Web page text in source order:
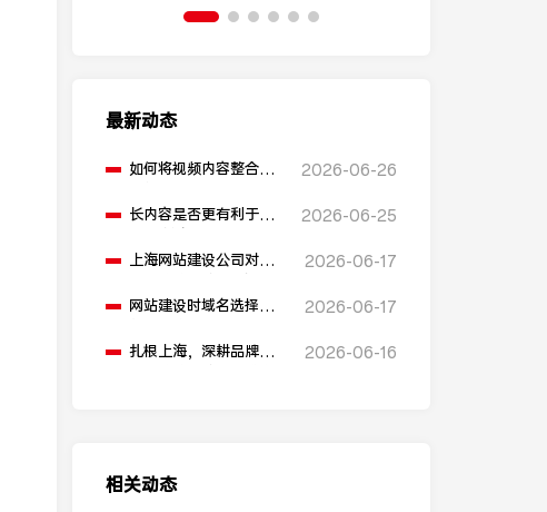
最新动态
如何将视频内容整合到
2026-06-26
长内容是否更有利于
2026-06-25
上海网站建设公司对
如何选择您的可靠伙
2026-06-17
网站建设时域名选择有
2026-06-17
扎根上海，深耕品牌营
2026-06-16
相关动态